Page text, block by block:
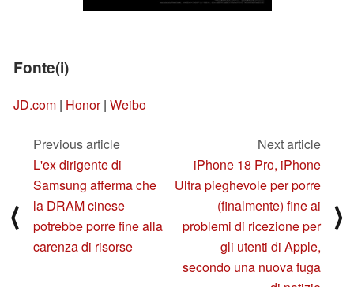
Fonte(i)
JD.com | Honor| Weibo
⟨
Previous article
L'ex dirigente di
Samsung afferma che
la DRAM cinese
potrebbe porre fine alla
carenza di risorse
Next article
iPhone 18 Pro, iPhone
Ultra pieghevole per porre
(finalmente) fine ai
problemi di ricezione per
gli utenti di Apple,
secondo una nuova fuga
⟩